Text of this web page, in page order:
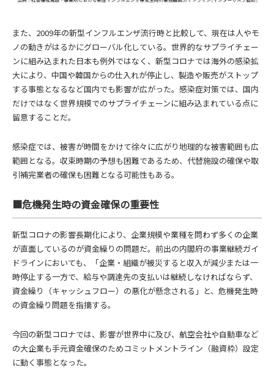
また、2009年の新型インフルエンザ流行時と比較して、現在は人やモ
ノの動きがはるかにグローバル化している。世界的なサプライチェー
ンに組み込まれた日本も例外ではなく、新型コロナでは海外の感染拡
大により、中国や韓国からの仕入れが停止し、製造や販売がストップ
する事態となるなど国内でも影響が広がった。感染症対策では、国内
だけではなく世界規模でのサプライチェーンに組み込まれている点に
留意することだ。
感染症では、被害が時間をかけて徐々に広がり地理的な被害範囲も広
範囲となる。収束時期の予想も困難であるため、代替施設の確保や取
引補完業者の確保も困難となる可能性もある。
■危機発生時の資金確保の重要性
新型コロナの影響長期化により、企業規模や業種を問わず多くの企業
が直面しているのが資金繰りの問題だ。前出の内閣府の事業継続ガイ
ドラインにおいても、「企業・組織が被災すると収入が減少または一
時停止する一方で、給与や調達先の支払いは継続しなければならず、
資金繰り（キャッシュフロー）の悪化が懸念される」と、危機発生時
の資金繰り問題を指摘する。
今回の新型コロナでは、影響が世界中に及び、航空会社や自動車など
の大企業も手元資金確保のためコミットメントライン（融資枠）設定
に動く事態となった。